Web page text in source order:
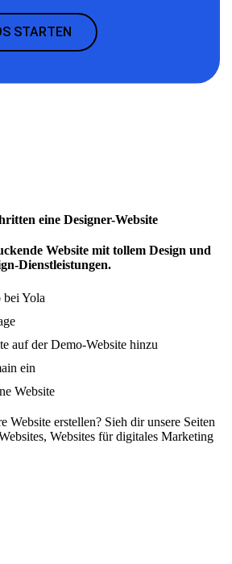
STARTEN
eine Designer-Website
Website mit tollem Design und
Dienstleistungen.
Yola
auf der Demo-Website hinzu
ein
Website
Website erstellen? Sieh dir unsere Seiten
, Websites für digitales Marketing